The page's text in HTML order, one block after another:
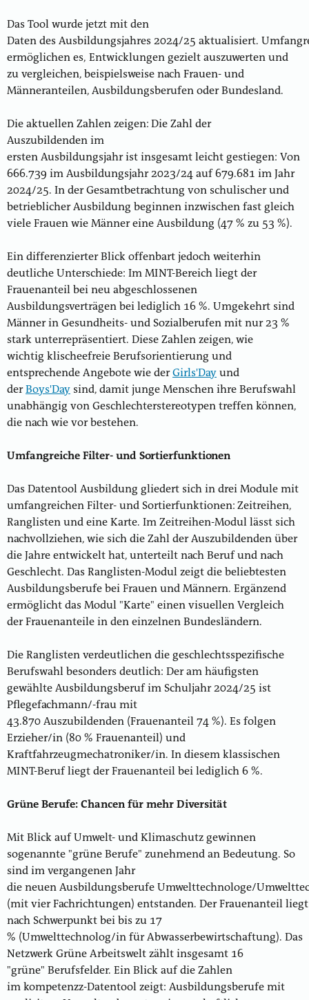
Das Tool wurde jetzt mit den
Daten des Ausbildungsjahres 2024/25 aktualisiert.
ermöglichen es, Entwicklungen gezielt auszuwerten und
zu vergleichen, beispielsweise nach Frauen- und
Männeranteilen, Ausbildungsberufen oder Bundesland.
Die aktuellen Zahlen zeigen: Die Zahl der
Auszubildenden im
ersten Ausbildungsjahr ist insgesamt leicht gestiegen: Von
666.739 im Ausbildungsjahr 2023/24 auf 679.681 im Jahr
2024/25. In der Gesamtbetrachtung von schulischer und
betrieblicher Ausbildung beginnen inzwischen fast gleich
viele Frauen wie Männer eine Ausbildung (47 % zu 53 %).
Ein differenzierter Blick offenbart jedoch weiterhin
deutliche Unterschiede: Im MINT-Bereich liegt der
Frauenanteil bei neu abgeschlossenen
Ausbildungsverträgen bei lediglich 16 %. Umgekehrt sind
Männer in Gesundheits- und Sozialberufen mit nur 23 %
stark unterrepräsentiert. Diese Zahlen zeigen, wie
wichtig klischeefreie Berufsorientierung und
entsprechende Angebote wie derGirls'Day und
derBoys'Day sind, damit junge Menschen ihre Berufswahl
unabhängig von Geschlechterstereotypen treffen können,
die nach wie vor bestehen.
Umfangreiche Filter- und Sortierfunktionen
Das Datentool Ausbildung gliedert sich in drei Module mit
umfangreichen Filter- und Sortierfunktionen: Zeitreihen,
Ranglisten und eine Karte. Im Zeitreihen-Modul lässt sich
nachvollziehen, wie sich die Zahl der Auszubildenden über
die Jahre entwickelt hat, unterteilt nach Beruf und nach
Geschlecht. Das Ranglisten-Modul zeigt die beliebtesten
Ausbildungsberufe bei Frauen und Männern. Ergänzend
ermöglicht das Modul "Karte" einen visuellen Vergleich
der Frauenanteile in den einzelnen Bundesländern.
Die Ranglisten verdeutlichen die geschlechtsspezifische
Berufswahl besonders deutlich: Der am häufigsten
gewählte Ausbildungsberuf im Schuljahr 2024/25 ist
Pflegefachmann/-frau mit
43.870 Auszubildenden (Frauenanteil 74 %). Es folgen
Erzieher/in (80 % Frauenanteil) und
Kraftfahrzeugmechatroniker/in. In diesem klassischen
MINT-Beruf liegt der Frauenanteil bei lediglich 6 %.
Grüne Berufe: Chancen für mehr Diversität
Mit Blick auf Umwelt- und Klimaschutz gewinnen
sogenannte "grüne Berufe" zunehmend an Bedeutung. So
sind im vergangenen Jahr
die neuen Ausbildungsberufe Umwelttechnologe/
(mit vier Fachrichtungen) entstanden. Der Frauenanteil
nach Schwerpunkt bei bis zu 17
% (Umwelttechnolog/in für Abwasserbewirtschaftung). Das
Netzwerk Grüne Arbeitswelt zählt insgesamt 16
"grüne" Berufsfelder. Ein Blick auf die Zahlen
im kompetenzz-Datentool zeigt: Ausbildungsberufe mit